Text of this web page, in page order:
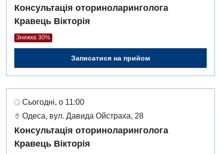
Консультація оториноларинголога
Кравець Вікторія
Знижка 30%
Записатися на прийом
Сьогодні, о 11:00
Одеса, вул. Давида Ойстраха, 28
Консультація оториноларинголога
Кравець Вікторія